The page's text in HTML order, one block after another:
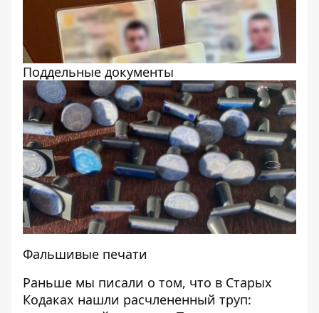
Поддельные документы
Фальшивые печати
Раньше мы писали о том, что в Старых
Кодаках нашли расчлененный труп: